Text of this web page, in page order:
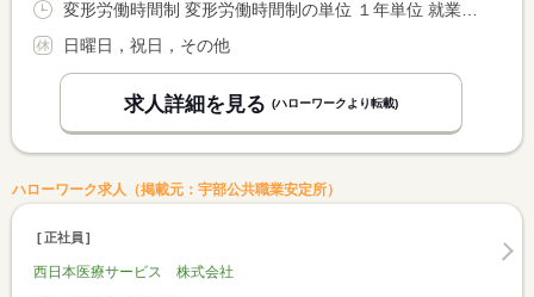
日曜日，祝日，その他
求人詳細を見る (ハローワークより転載)
ハローワーク求人（掲載元：宇部公共職業安定所）
正社員
西日本医療サービス 株式会社